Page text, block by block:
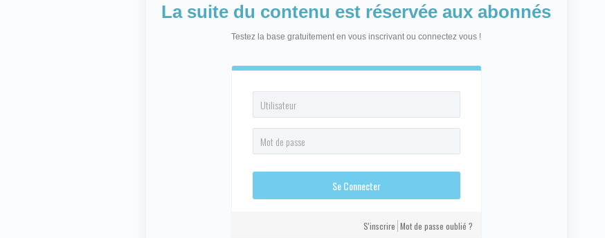
La suite du contenu est réservée aux abonnés
Testez la base gratuitement en vous inscrivant ou connectez vous !
S'inscrire Mot de passe oublié ?